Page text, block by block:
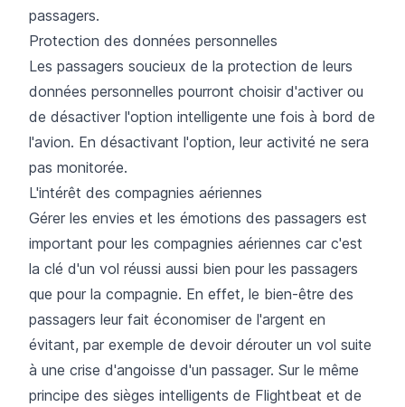
passagers.
Protection des données personnelles
Les passagers soucieux de la protection de leurs
données personnelles pourront choisir d'activer ou
de désactiver l'option intelligente une fois à bord de
l'avion. En désactivant l'option, leur activité ne sera
pas monitorée.
L'intérêt des compagnies aériennes
Gérer les envies et les émotions des passagers est
important pour les compagnies aériennes car c'est
la clé d'un vol réussi aussi bien pour les passagers
que pour la compagnie. En effet, le bien-être des
passagers leur fait économiser de l'argent en
évitant, par exemple de devoir dérouter un vol suite
à une crise d'angoisse d'un passager. Sur le même
principe des sièges intelligents de Flightbeat et de